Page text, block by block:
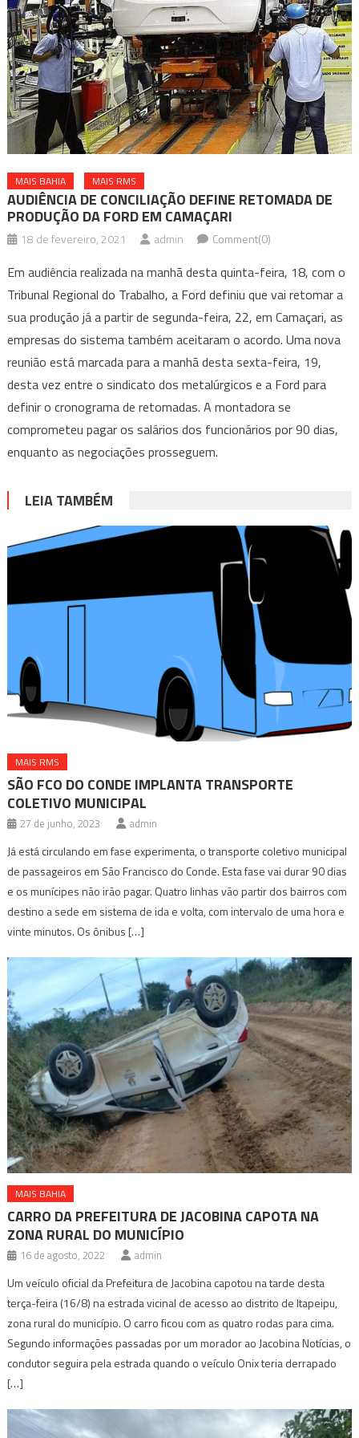
MAIS BAHIA MAIS RMS
AUDIÊNCIA DE CONCILIAÇÃO DEFINE RETOMADA DE
PRODUÇÃO DA FORD EM CAMAÇARI
18 de fevereiro, 2021 admin Comment(0)
Em audiência realizada na manhã desta quinta-feira, 18, com o
Tribunal Regional do Trabalho, a Ford definiu que vai retomar a
sua produção já a partir de segunda-feira, 22, em Camaçari, as
empresas do sistema também aceitaram o acordo. Uma nova
reunião está marcada para a manhã desta sexta-feira, 19,
desta vez entre o sindicato dos metalúrgicos e a Ford para
definir o cronograma de retomadas. A montadora se
comprometeu pagar os salários dos funcionários por 90 dias,
enquanto as negociações prosseguem.
LEIA TAMBÉM
MAIS RMS
SÃO FCO DO CONDE IMPLANTA TRANSPORTE
COLETIVO MUNICIPAL
27 de junho, 2023 admin
Já está circulando em fase experimenta, o transporte coletivo municipal
de passageiros em São Francisco do Conde. Esta fase vai durar 90 dias
e os munícipes não irão pagar. Quatro linhas vão partir dos bairros com
destino a sede em sistema de ida e volta, com intervalo de uma hora e
vinte minutos. Os ônibus […]
MAIS BAHIA
CARRO DA PREFEITURA DE JACOBINA CAPOTA NA
ZONA RURAL DO MUNICÍPIO
16 de agosto, 2022 admin
Um veículo oficial da Prefeitura de Jacobina capotou na tarde desta
terça-feira (16/8) na estrada vicinal de acesso ao distrito de Itapeipu,
zona rural do município. O carro ficou com as quatro rodas para cima.
Segundo informações passadas por um morador ao Jacobina Notícias, o
condutor seguira pela estrada quando o veículo Onix teria derrapado
[…]